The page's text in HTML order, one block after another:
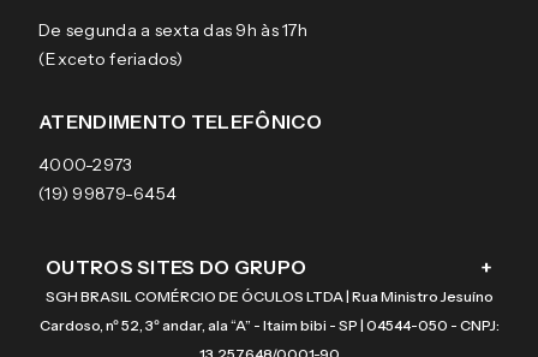
Aviso de privacidade
Termos e condições de uso
Pagamentos
Garantias
Tecnol
Arnette
Burberry
Óculos de sol
Lentes de contato
De segunda a sexta das 9h às 17h
(Exceto feriados)
ATENDIMENTO TELEFÔNICO
4000-2973
(19) 99879-6454
OUTROS SITES DO GRUPO +
SGH BRASIL COMÉRCIO DE ÓCULOS LTDA | Rua Ministro Jesuíno
Cardoso, nº 52, 3º andar, ala “A” - Itaim bibi - SP | 04544-050 - CNPJ: